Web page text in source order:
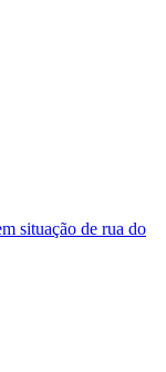
situação de rua do